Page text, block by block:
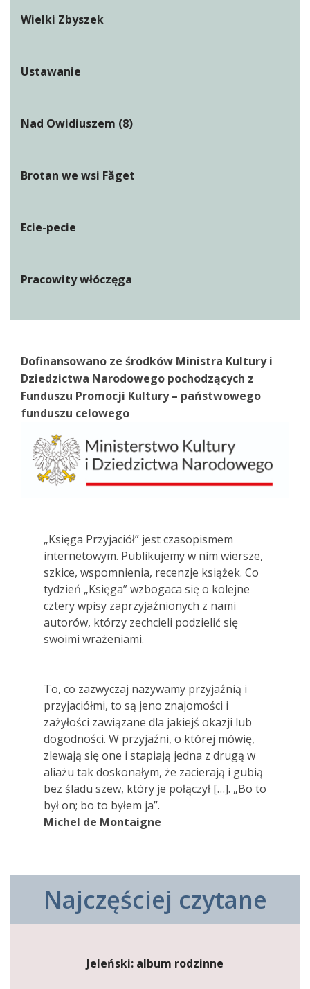
Wielki Zbyszek
Ustawanie
Nad Owidiuszem (8)
Brotan we wsi Făget
Ecie-pecie
Pracowity włóczęga
Dofinansowano ze środków Ministra Kultury i
Dziedzictwa Narodowego pochodzących z
Funduszu Promocji Kultury – państwowego
funduszu celowego
„Księga Przyjaciół” jest czasopismem
internetowym. Publikujemy w nim wiersze,
szkice, wspomnienia, recenzje książek. Co
tydzień „Księga” wzbogaca się o kolejne
cztery wpisy zaprzyjaźnionych z nami
autorów, którzy zechcieli podzielić się
swoimi wrażeniami.
To, co zazwyczaj nazywamy przyjaźnią i
przyjaciółmi, to są jeno znajomości i
zażyłości zawiązane dla jakiejś okazji lub
dogodności. W przyjaźni, o której mówię,
zlewają się one i stapiają jedna z drugą w
aliażu tak doskonałym, że zacierają i gubią
bez śladu szew, który je połączył […]. „Bo to
był on; bo to byłem ja”.
Michel de Montaigne
Najczęściej czytane
Jeleński: album rodzinne